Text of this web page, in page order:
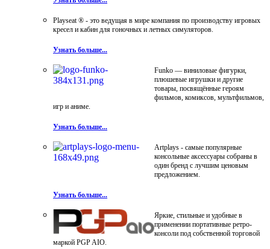
Playseat ® - это ведущая в мире компания по производству игровых
кресел и кабин для гоночных и летных симуляторов.
Узнать больше...
Funko — виниловые фигурки,
плюшевые игрушки и другие
товары, посвящённые героям
фильмов, комиксов, мультфильмов,
игр и аниме.
Узнать больше...
Artplays - самые популярные
консольные аксессуары собраны в
один бренд с лучшим ценовым
предложением.
Узнать больше...
Яркие, стильные и удобные в
применении портативные ретро-
консоли под собственной торговой
маркой PGP AIO.